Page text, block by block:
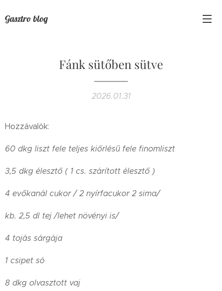
Gasztro blog
Fánk sütőben sütve
2026.01.31
Hozzávalók:
60 dkg liszt fele teljes kiőrlésű fele finomliszt
3,5 dkg élesztő ( 1 cs. szárított élesztő )
4 evőkanál cukor / 2 nyírfacukor 2 sima/
kb. 2,5 dl tej /lehet növényi is/
4 tojás sárgája
1 csipet só
8 dkg olvasztott vaj